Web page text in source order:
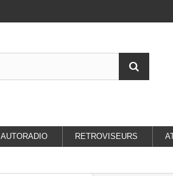
AUTORADIO RETROVISEURS